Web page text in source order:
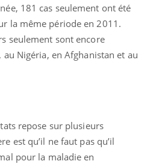
181 cas seulement ont été
la même période en 2011.
seulement sont encore
Nigéria, en Afghanistan et au
repose sur plusieurs
est qu’il ne faut pas qu’il
pour la maladie en